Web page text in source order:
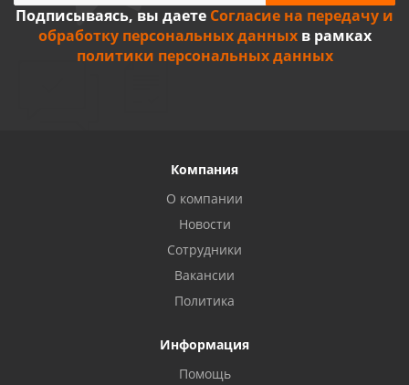
Подписываясь, вы даете Согласие на передачу и
обработку персональных данныхв рамках
политики персональных данных
Компания
О компании
Новости
Сотрудники
Вакансии
Политика
Информация
Помощь